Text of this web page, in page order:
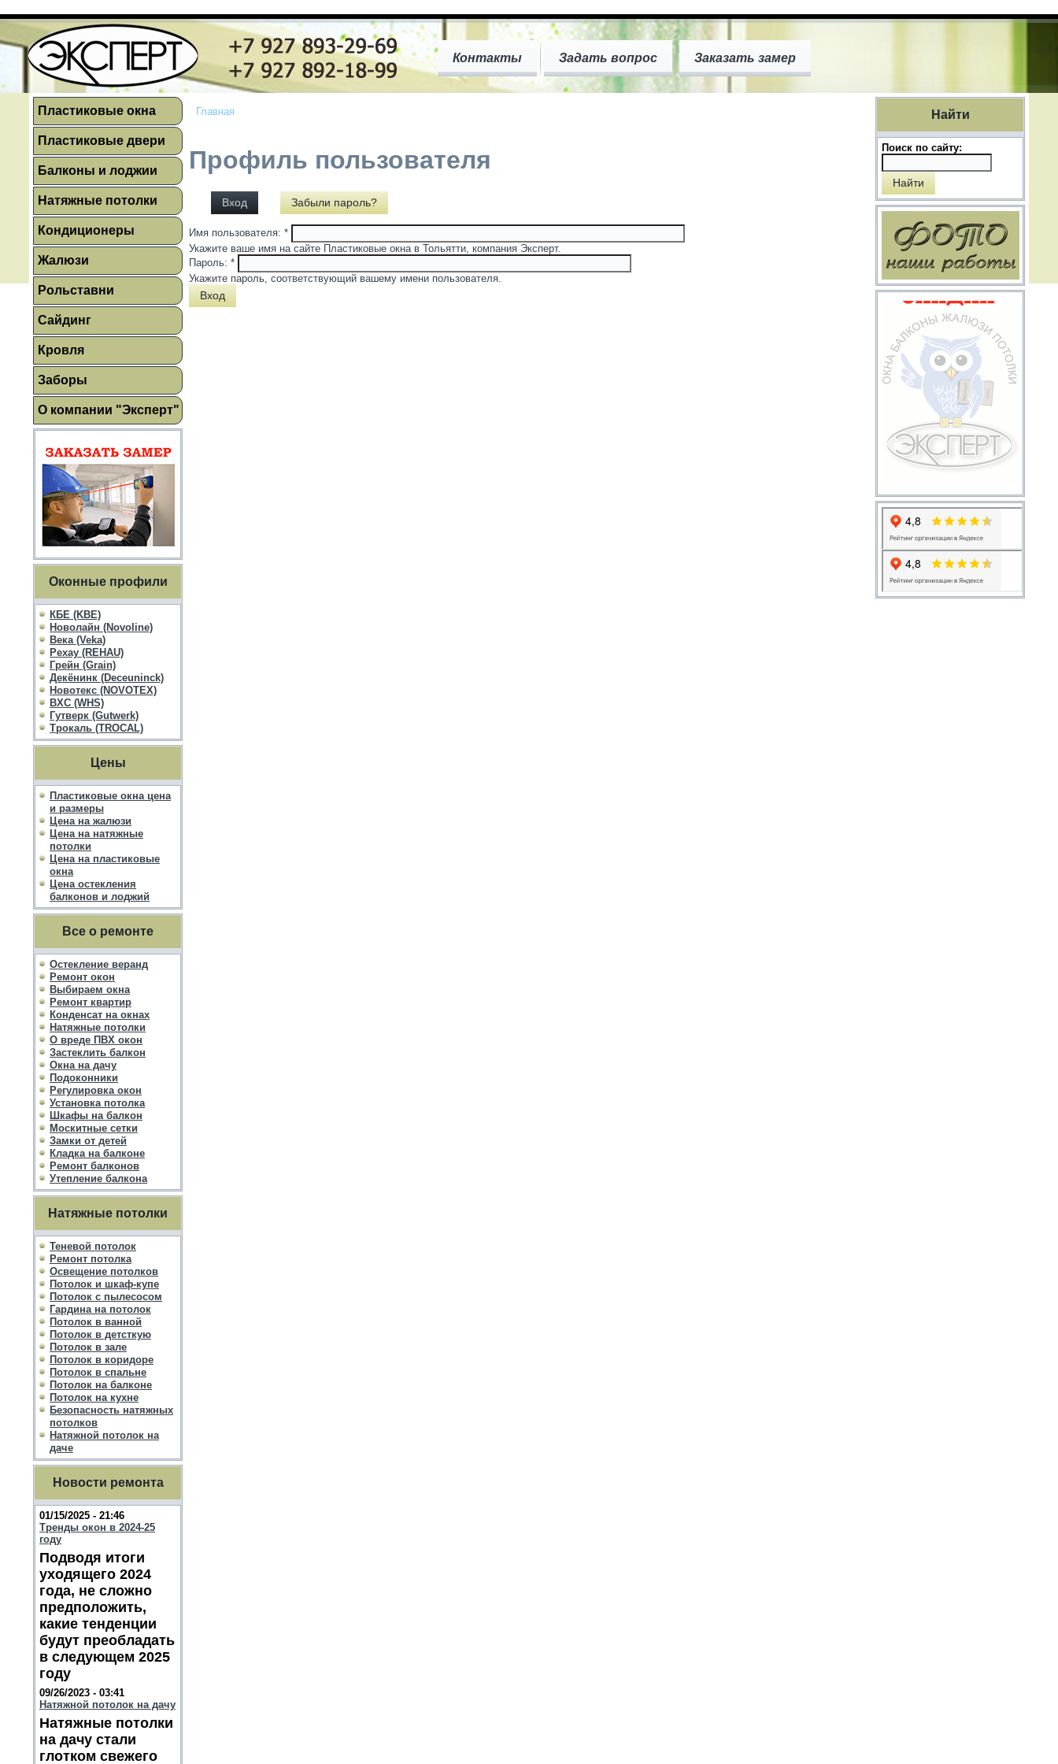
Контакты Задать вопрос Заказать замер
Пластиковые окна
Пластиковые двери
Балконы и лоджии
Натяжные потолки
Кондиционеры
Жалюзи
Рольставни
Сайдинг
Кровля
Заборы
О компании "Эксперт"
Оконные профили
КБЕ (KBE)
Новолайн (Novoline)
Века (Veka)
Рехау (REHAU)
Грейн (Grain)
Декёнинк (Deceuninck)
Новотекс (NOVOTEX)
ВХС (WHS)
Гутверк (Gutwerk)
Трокаль (TROCAL)
Цены
Пластиковые окна цена
и размеры
Цена на жалюзи
Цена на натяжные
потолки
Цена на пластиковые
окна
Цена остекления
балконов и лоджий
Все о ремонте
Остекление веранд
Ремонт окон
Выбираем окна
Ремонт квартир
Конденсат на окнах
Натяжные потолки
О вреде ПВХ окон
Застеклить балкон
Окна на дачу
Подоконники
Регулировка окон
Установка потолка
Шкафы на балкон
Москитные сетки
Замки от детей
Кладка на балконе
Ремонт балконов
Утепление балкона
Натяжные потолки
Теневой потолок
Ремонт потолка
Освещение потолков
Потолок и шкаф-купе
Потолок с пылесосом
Гардина на потолок
Потолок в ванной
Потолок в детсткую
Потолок в зале
Потолок в коридоре
Потолок в спальне
Потолок на балконе
Потолок на кухне
Безопасность натяжных
потолков
Натяжной потолок на
даче
Новости ремонта
01/15/2025 - 21:46
Тренды окон в 2024-25
году
Подводя итоги
уходящего 2024
года, не сложно
предположить,
какие тенденции
будут преобладать
в следующем 2025
году
09/26/2023 - 03:41
Натяжной потолок на дачу
Натяжные потолки
на дачу стали
глотком свежего
Главная
Профиль пользователя
Вход Забыли пароль?
Имя пользователя: *
Укажите ваше имя на сайте Пластиковые окна в Тольятти, компания Эксперт.
Пароль: *
Укажите пароль, соответствующий вашему имени пользователя.
Найти
Поиск по сайту: